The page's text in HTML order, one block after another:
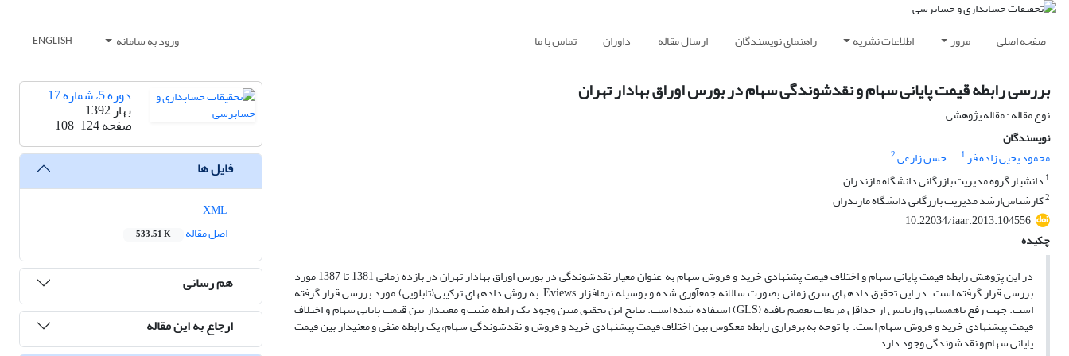
صفحه اصلی مرور اطلاعات نشریه راهنمای نویسندگان ارسال مقاله داوران تماس با ما ورود به سامانه ENGLISH
بررسی رابطه قیمت پایانی سهام و نقدشوندگی سهام در بورس اوراق بهادار تهران
نوع مقاله : مقاله پژوهشی
نویسندگان
محمود یحیی زاده فر1 حسن زارعی2
1 دانشیار گروه مدیریت بازرگانی دانشگاه مازندران
2کارشناس‌ارشد مدیریت بازرگانی دانشگاه مارندران
10.22034/iaar.2013.104556
چکیده
در این پژوهش رابطه قیمت پایانی سهام و اختلاف قیمت پشنهادی خرید و فروش سهام به عنوان معیار نقدشوندگی در بورس اوراق بهادار تهران در بازده زمانی 1381 تا 1387 مورد
بررسی قرار گرفته است. در این تحقیق داده­های سری زمانی بصورت سالانه جمع­آوری شده و بوسیله نرم­افزار Eviews به روش داده­های ترکیبی(تابلویی) مورد بررسی قرار گرفته
است. جهت رفع ناهمسانی واریانس از حداقل مربعات تعمیم یافته (GLS) استفاده شده است. نتایج این تحقیق مبین وجود یک رابطه مثبت و معنی­دار بین قیمت پایانی سهام و اختلاف
قیمت پیشنهادی خرید و فروش سهام است. با توجه به برقراری رابطه معکوس بین اختلاف قیمت پیشنهادی خرید و فروش و نقدشوندگی سهام، یک رابطه منفی و معنی­دار بین قیمت
پایانی سهام و نقدشوندگی وجود دارد.
دوره 5، شماره 17
بهار 1392
صفحه108-124
فایل ها
اصل مقاله
533.51 K
هم رسانی
ارجاع به این مقاله